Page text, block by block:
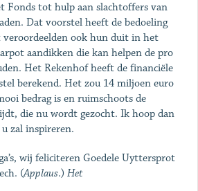
Fonds tot hulp aan slachtoffers van
Dat voorstel heeft de bedoeling
ook hun duit in het
aandikken die kan helpen de pro
Het Rekenhof heeft de financiële
berekend. Het zou 14 miljoen euro
bedrag is en ruimschoots de
die nu wordt gezocht. Ik hoop dan
zal inspireren.
wij feliciteren Goedele Uyttersprot
(Applaus.) Het